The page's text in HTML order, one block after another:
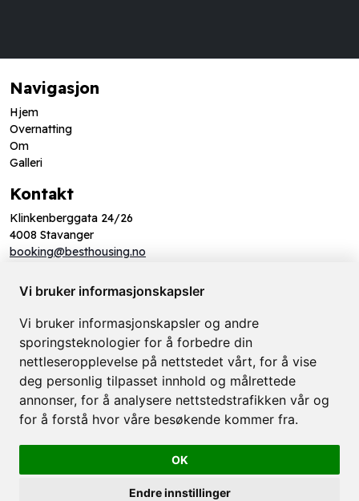
Vi bruker informasjonskapsler
Vi bruker informasjonskapsler og andre
sporingsteknologier for å forbedre din
nettleseropplevelse på nettstedet vårt, for å vise
deg personlig tilpasset innhold og målrettede
annonser, for å analysere nettstedstrafikken vår og
for å forstå hvor våre besøkende kommer fra.
OK
Endre innstillinger
Navigasjon
Hjem
Overnatting
Om
Galleri
Kontakt
Klinkenberggata 24/26
4008 Stavanger
booking@besthousing.no